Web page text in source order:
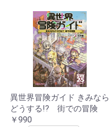
異世界冒険ガイド きみなら
どうする!? 街での冒険
￥990